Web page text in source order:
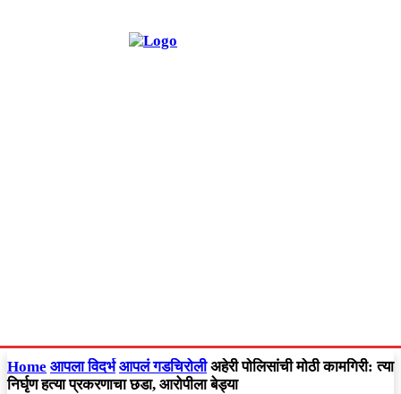
Home आपला विदर्भ आपलं गडचिरोली अहेरी पोलिसांची मोठी कामगिरी: त्या
निर्घृण हत्या प्रकरणाचा छडा, आरोपीला बेड्या